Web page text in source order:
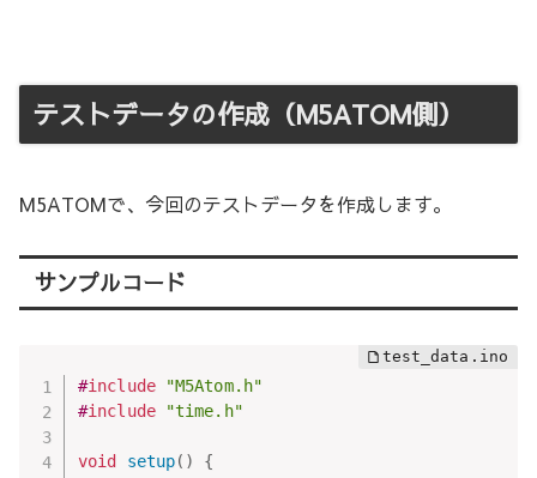
テストデータの作成（M5ATOM側）
M5ATOMで、今回のテストデータを作成します。
サンプルコード
#include
"M5Atom.h"
#include "time.h"
void setup( ) {